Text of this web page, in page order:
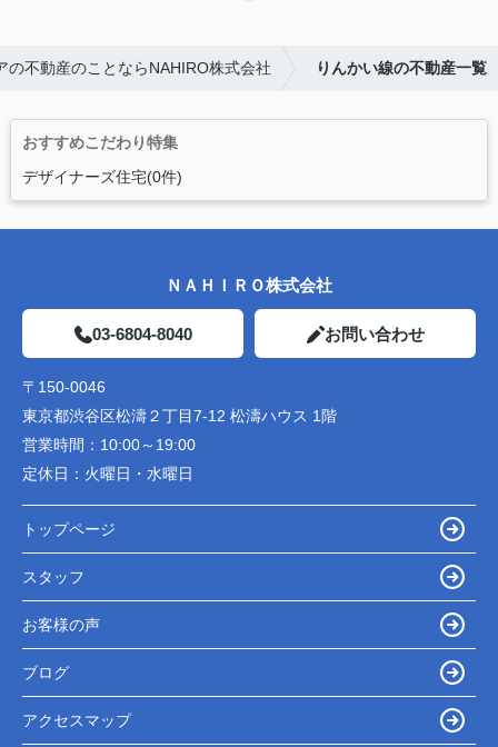
の不動産のことならNAHIRO株式会社 りんかい線の不動産一覧
おすすめこだわり特集
デザイナーズ住宅(0件)
ＮＡＨＩＲＯ株式会社
03-6804-8040 お問い合わせ
〒150-0046
東京都渋谷区松濤２丁目7-12 松濤ハウス 1階
営業時間： 10:00～19:00
定休日： 火曜日・水曜日
トップページ
スタッフ
お客様の声
ブログ
アクセスマップ